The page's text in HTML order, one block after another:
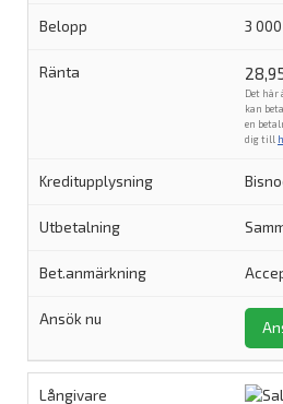
3
Det här
kan
en
dig till